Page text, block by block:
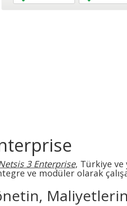
3 Enterprise, Türkiye ve
ve modüler olarak